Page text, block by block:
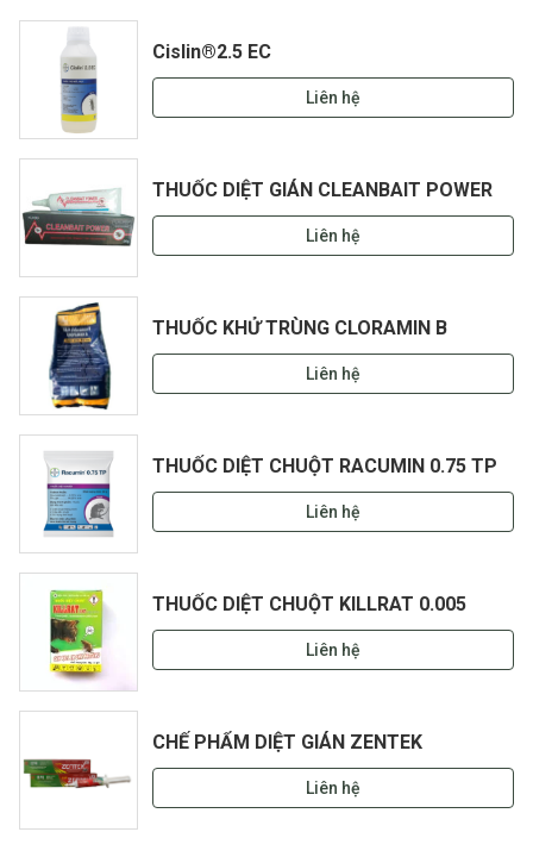
Cislin®2.5 EC
Liên hệ
THUỐC DIỆT GIÁN CLEANBAIT POWER
Liên hệ
THUỐC KHỬ TRÙNG CLORAMIN B
Liên hệ
THUỐC DIỆT CHUỘT RACUMIN 0.75 TP
Liên hệ
THUỐC DIỆT CHUỘT KILLRAT 0.005
Liên hệ
CHẾ PHẨM DIỆT GIÁN ZENTEK
Liên hệ